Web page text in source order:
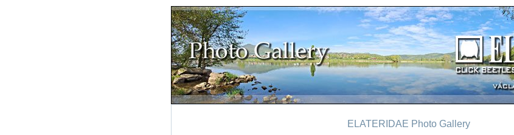
ELATERIDAE Photo Gallery